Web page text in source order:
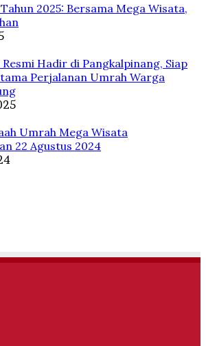
2025: Bersama Mega Wisata,
Hadir di Pangkalpinang, Siap
Perjalanan Umrah Warga
Umrah Mega Wisata
22 Agustus 2024